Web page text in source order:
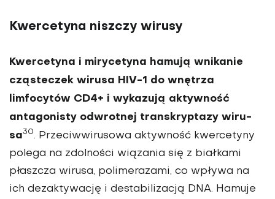
Kwercetyna niszczy wirusy
Kwercetyna i mirycetyna ha­mują wnikanie
cząsteczek wirusa HIV-1 do wnętrza
limfocytów CD4+ i wy­kazują aktywność
antagonisty odwrotnej transkryptazy wiru­
sa30. Przeciwwirusowa aktywność kwercetyny
polega na zdolności wią­zania się z białkami
płasz­cza wirusa, polimerazami, co wpływa na
ich dezaktywację i destabilizacją DNA. Hamuje